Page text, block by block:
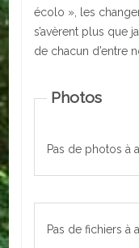
Loisirs et animations
Services
Autres
L'agriculture
écolo », les
s’avèrent plus que
de chacun d’entre
Photos
Pas de photos à
Pas de fichiers à